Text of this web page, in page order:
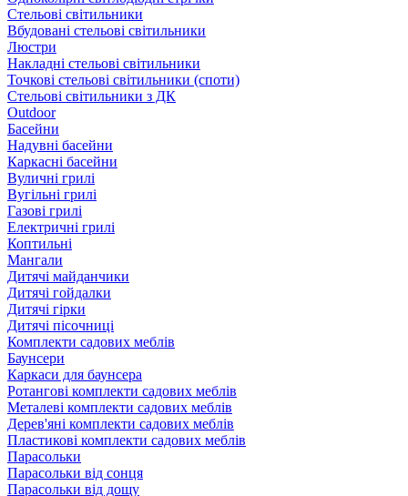
Стельові світильники
Вбудовані стельові світильники
Люстри
Накладні стельові світильники
Точкові стельові світильники (споти)
Стельові світильники з ДК
Outdoor
Басейни
Надувні басейни
Каркасні басейни
Вуличні грилі
Вугільні грилі
Газові грилі
Електричні грилі
Коптильні
Мангали
Дитячі майданчики
Дитячі гойдалки
Дитячі гірки
Дитячі пісочниці
Комплекти садових меблів
Баунсери
Каркаси для баунсера
Ротангові комплекти садових меблів
Металеві комплекти садових меблів
Дерев'яні комплекти садових меблів
Пластикові комплекти садових меблів
Парасольки
Парасольки від сонця
Парасольки від дощу